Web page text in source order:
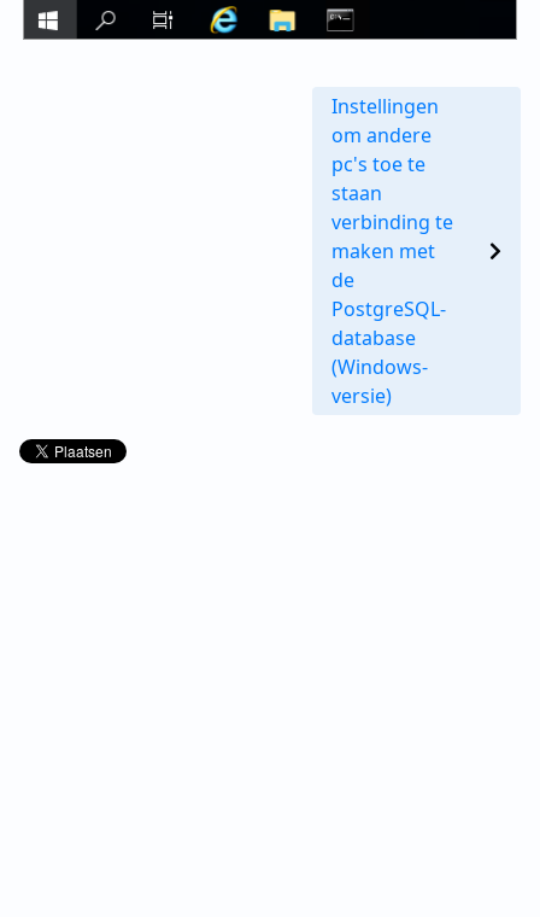
Instellingen
om andere
pc's toe te
staan
verbinding te
maken met
de
PostgreSQL-
database
(Windows-
versie)